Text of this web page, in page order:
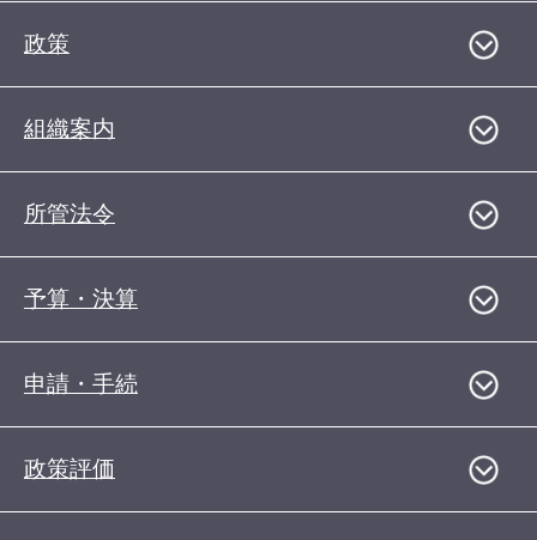
政策
組織案内
所管法令
予算・決算
申請・手続
政策評価